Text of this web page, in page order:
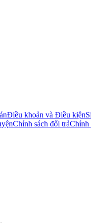
Điều khoản và Điều kiện
Chính sách đổi trảChính